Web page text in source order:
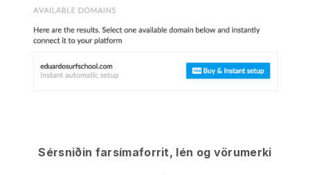
Sérsniðin farsímaforrit, lén og vörumerki